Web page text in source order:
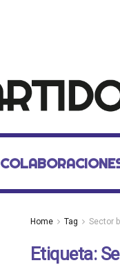
Home Tag Sector
Etiqueta: